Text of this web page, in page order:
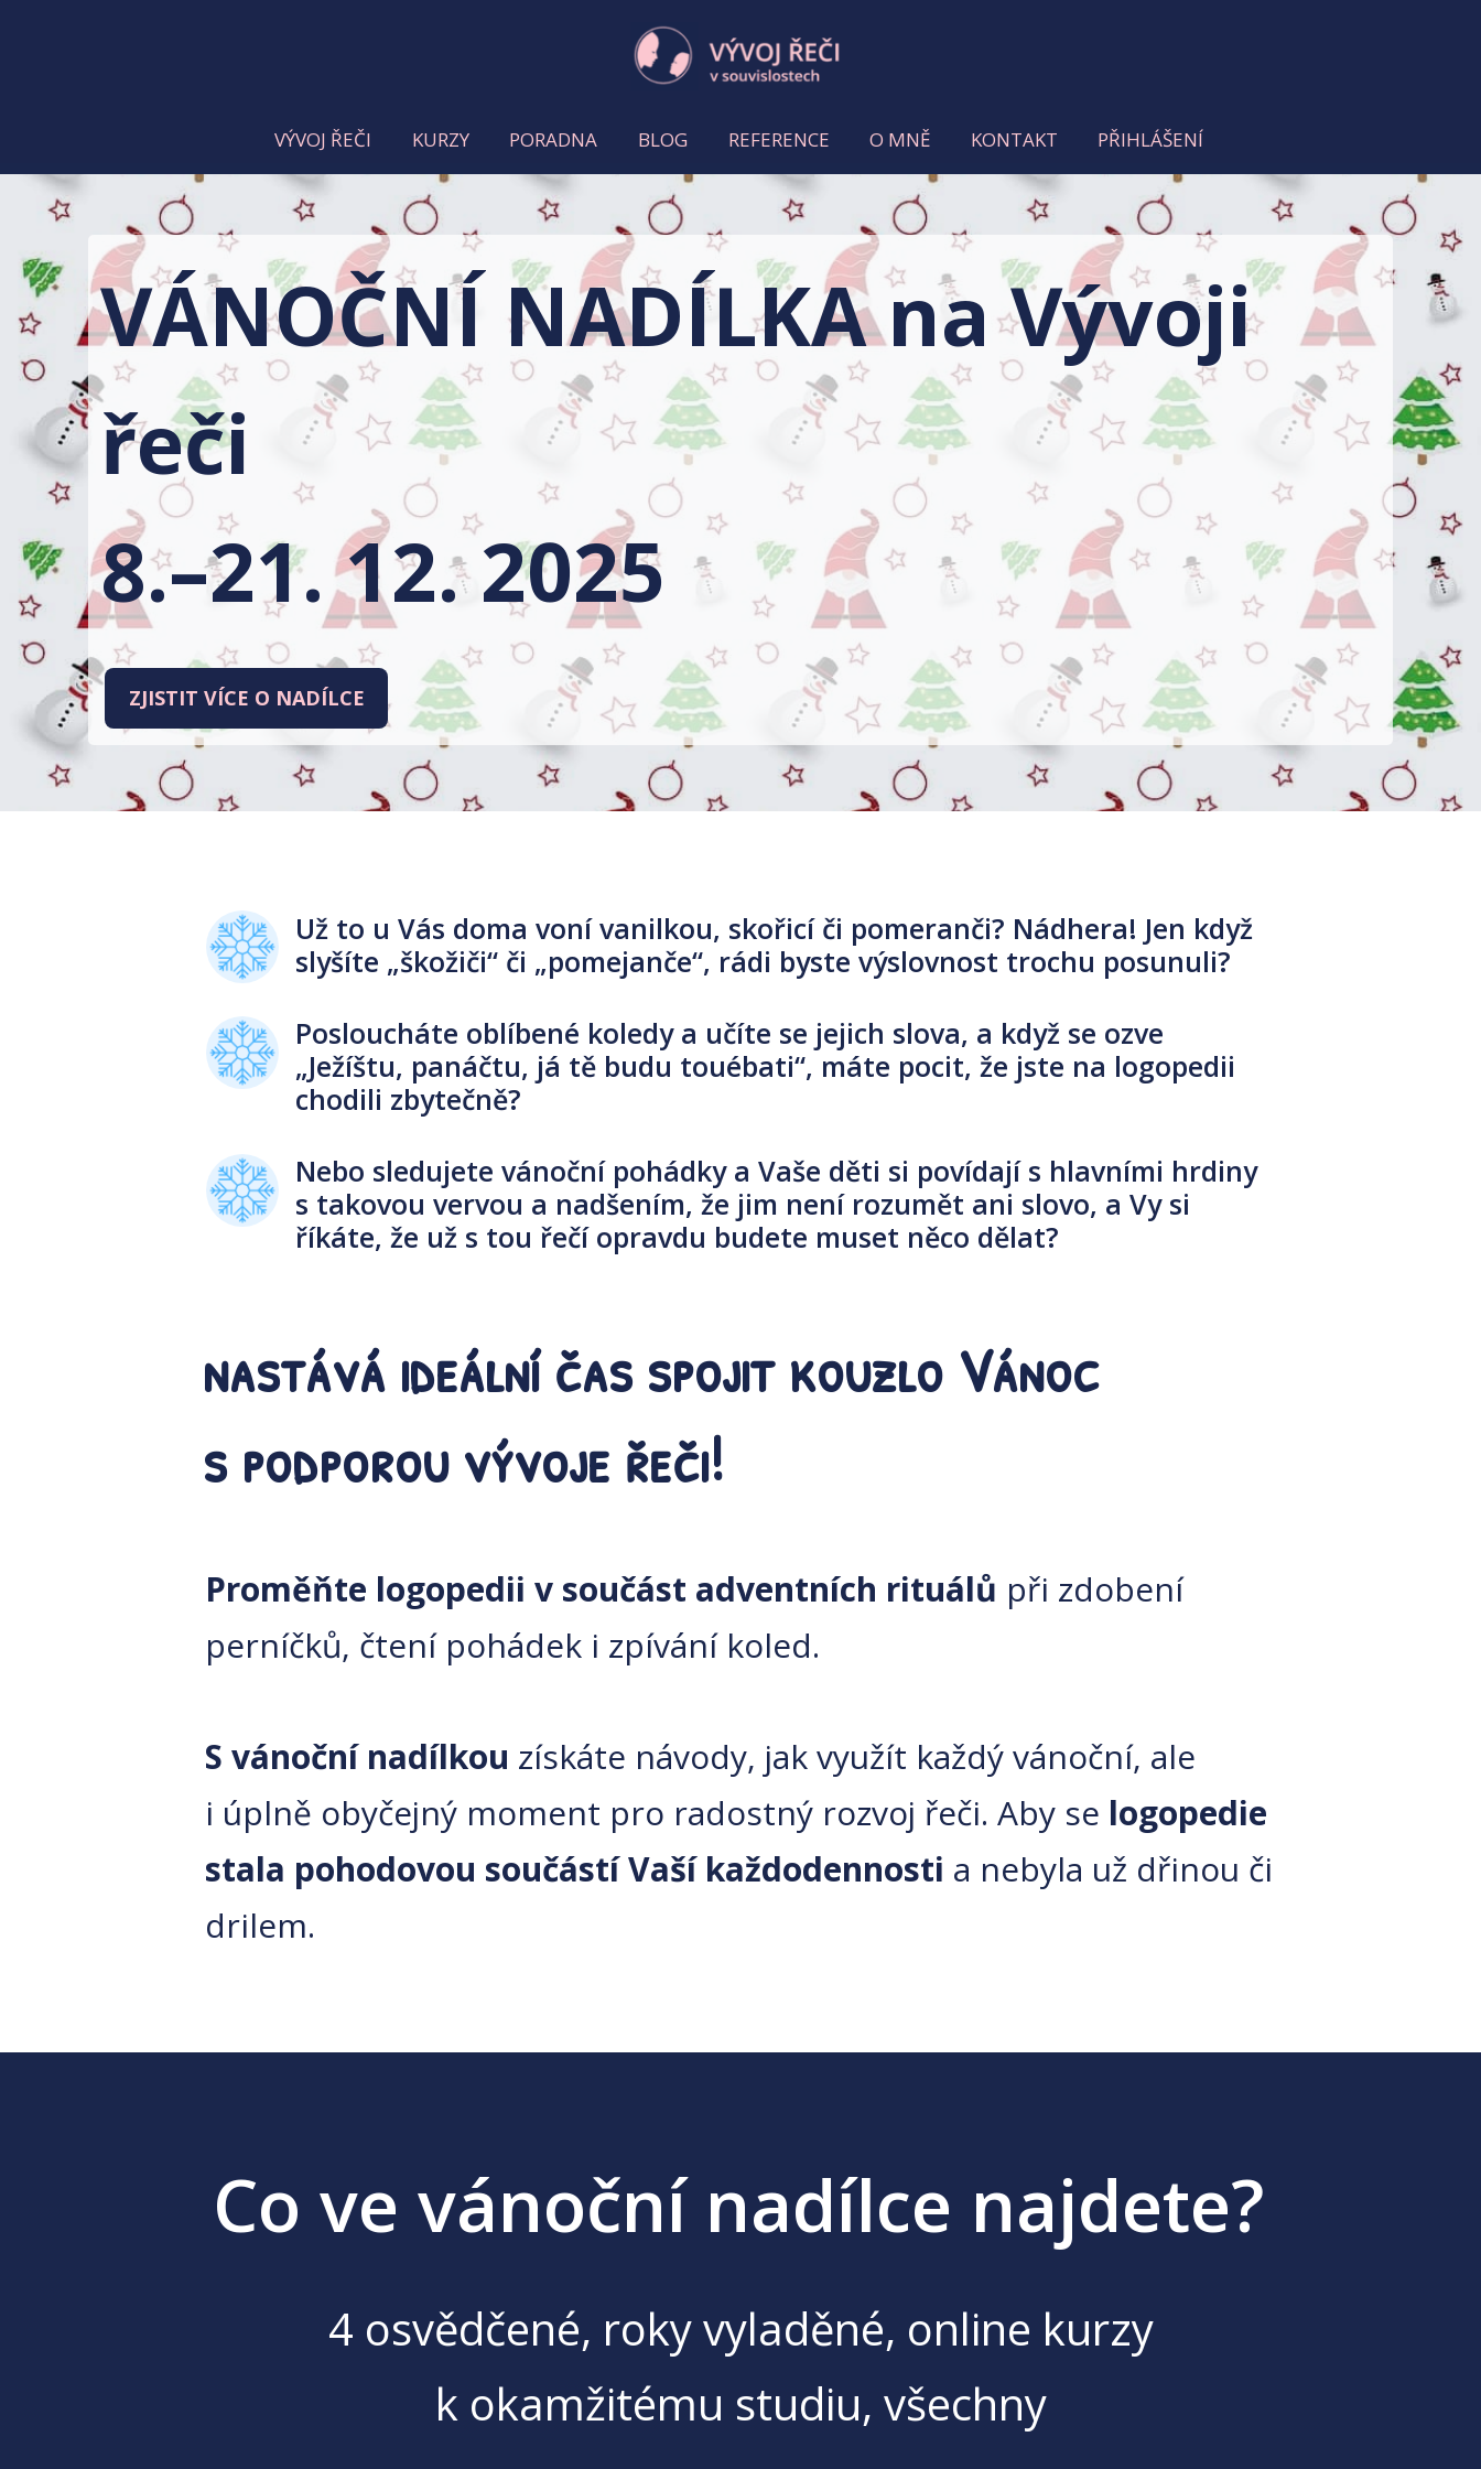
VÝVOJ ŘEČI KURZY PORADNA BLOG REFERENCE O MNĚ KONTAKT PŘIHLÁŠENÍ
VÁNOČNÍ NADÍLKA na Vývoji
řeči
8.–21. 12. 2025
ZJISTIT VÍCE O NADÍLCE
Už to u Vás doma voní vanilkou, skořicí či pomeranči? Nádhera! Jen když
slyšíte „škožiči“ či „pomejanče“, rádi byste výslovnost trochu posunuli?
Posloucháte oblíbené koledy a učíte se jejich slova, a když se ozve
„Ježíštu, panáčtu, já tě budu touébati“, máte pocit, že jste na logopedii
chodili zbytečně?
Nebo sledujete vánoční pohádky a Vaše děti si povídají s hlavními hrdiny
s takovou vervou a nadšením, že jim není rozumět ani slovo, a Vy si
říkáte, že už s tou řečí opravdu budete muset něco dělat?
nastává ideální čas spojit kouzlo Vánoc
s podporou vývoje řeči!
Proměňte logopedii v součást adventních rituálů při zdobení
perníčků, čtení pohádek i zpívání koled.
S vánoční nadílkou získáte návody, jak využít každý vánoční, ale
i úplně obyčejný moment pro radostný rozvoj řeči. Aby se logopedie
stala pohodovou součástí Vaší každodennosti a nebyla už dřinou či
drilem.
Co ve vánoční nadílce najdete?
4 osvědčené, roky vyladěné, online kurzy
k okamžitému studiu, všechny